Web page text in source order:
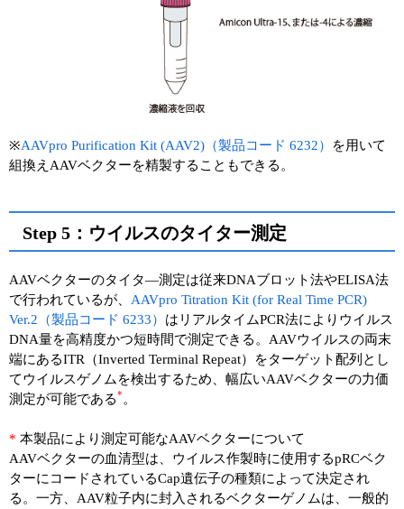
※AAVpro Purification Kit (AAV2)（製品コード 6232）
を用いて
組換えAAVベクターを精製することもできる。
Step 5：ウイルスのタイター測定
AAVベクターのタイタ―測定は従来DNAブロット法やELISA法
で行われているが、 AAVpro Titration Kit (for Real Time PCR)
Ver.2（製品コード 6233） はリアルタイムPCR法によりウイルス
DNA量を高精度かつ短時間で測定できる。AAVウイルスの両末
端にあるITR（Inverted Terminal Repeat）をターゲット配列とし
てウイルスゲノムを検出するため、幅広いAAVベクターの力価
測定が可能である* 。
* 本製品により測定可能なAAVベクターについて
AAVベクターの血清型は、ウイルス作製時に使用するpRCベク
ターにコードされているCap遺伝子の種類によって決定され
る。一方、AAV粒子内に封入されるベクターゲノムは、一般的